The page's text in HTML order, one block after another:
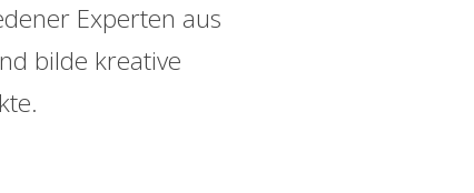
Experten aus
bilde kreative